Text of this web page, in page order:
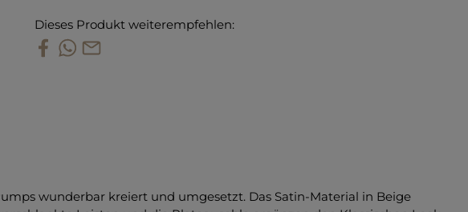
Dieses Produkt weiterempfehlen:
wunderbar kreiert und umgesetzt. Das Satin-Material in Beige